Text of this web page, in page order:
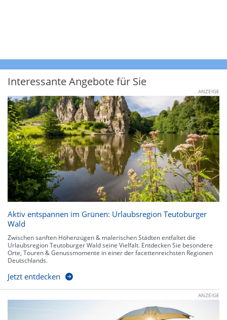
Interessante Angebote für Sie
ANZEIGE
Aktiv entspannen im Grünen: Urlaubsregion Teutoburger
Wald
Zwischen sanften Höhenzügen & malerischen Städten entfaltet die
Urlaubsregion Teutoburger Wald seine Vielfalt. Entdecken Sie besondere
Orte, Touren & Genussmomente in einer der facettenreichsten Regionen
Deutschlands.
Jetzt entdecken
ANZEIGE